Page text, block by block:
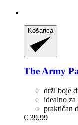
Košarica
The Army
drži boje
idealno za
praktičan
€ 39,99